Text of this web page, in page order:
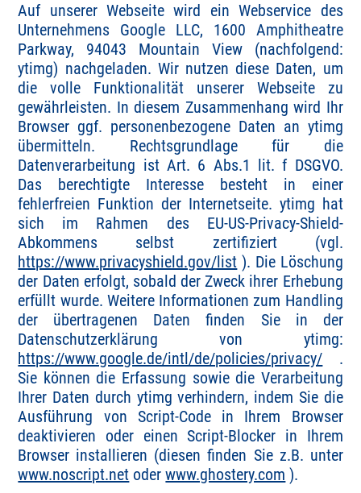
Auf unserer Webseite wird ein Webservice des
Unternehmens Google LLC, 1600 Amphitheatre
Parkway, 94043 Mountain View (nachfolgend:
ytimg) nachgeladen. Wir nutzen diese Daten, um
die volle Funktionalität unserer Webseite zu
gewährleisten. In diesem Zusammenhang wird Ihr
Browser ggf. personenbezogene Daten an ytimg
übermitteln. Rechtsgrundlage für die
Datenverarbeitung ist Art. 6 Abs.1 lit. f DSGVO.
Das berechtigte Interesse besteht in einer
fehlerfreien Funktion der Internetseite. ytimg hat
sich im Rahmen des EU-US-Privacy-Shield-
Abkommens selbst zertifiziert (vgl.
https://www.privacyshield.gov/list ). Die Löschung
der Daten erfolgt, sobald der Zweck ihrer Erhebung
erfüllt wurde. Weitere Informationen zum Handling
der übertragenen Daten finden Sie in der
Datenschutzerklärung von ytimg:
https://www.google.de/intl/de/policies/privacy/ .
Sie können die Erfassung sowie die Verarbeitung
Ihrer Daten durch ytimg verhindern, indem Sie die
Ausführung von Script-Code in Ihrem Browser
deaktivieren oder einen Script-Blocker in Ihrem
Browser installieren (diesen finden Sie z.B. unter
www.noscript.net oderwww.ghostery.com ).